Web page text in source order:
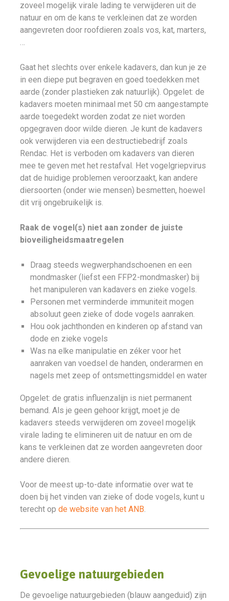
zoveel mogelijk virale lading te verwijderen uit de
natuur en om de kans te verkleinen dat ze worden
aangevreten door roofdieren zoals vos, kat, marters,
…
Gaat het slechts over enkele kadavers, dan kun je ze
in een diepe put begraven en goed toedekken met
aarde (zonder plastieken zak natuurlijk). Opgelet: de
kadavers moeten minimaal met 50 cm aangestampte
aarde toegedekt worden zodat ze niet worden
opgegraven door wilde dieren. Je kunt de kadavers
ook verwijderen via een destructiebedrijf zoals
Rendac. Het is verboden om kadavers van dieren
mee te geven met het restafval. Het vogelgriepvirus
dat de huidige problemen veroorzaakt, kan andere
diersoorten (onder wie mensen) besmetten, hoewel
dit vrij ongebruikelijk is.
Raak de vogel(s) niet aan zonder de juiste
bioveiligheidsmaatregelen
Draag steeds wegwerphandschoenen en een
mondmasker (liefst een FFP2-mondmasker) bij
het manipuleren van kadavers en zieke vogels.
Personen met verminderde immuniteit mogen
absoluut geen zieke of dode vogels aanraken.
Hou ook jachthonden en kinderen op afstand van
dode en zieke vogels
Was na elke manipulatie en zéker voor het
aanraken van voedsel de handen, onderarmen en
nagels met zeep of ontsmettingsmiddel en water
Opgelet: de gratis influenzalijn is niet permanent
bemand. Als je geen gehoor krijgt, moet je de
kadavers steeds verwijderen om zoveel mogelijk
virale lading te elimineren uit de natuur en om de
kans te verkleinen dat ze worden aangevreten door
andere dieren.
Voor de meest up-to-date informatie over wat te
doen bij het vinden van zieke of dode vogels, kunt u
terecht opde website van het ANB.
Gevoelige natuurgebieden
De gevoelige natuurgebieden (blauw aangeduid) zijn